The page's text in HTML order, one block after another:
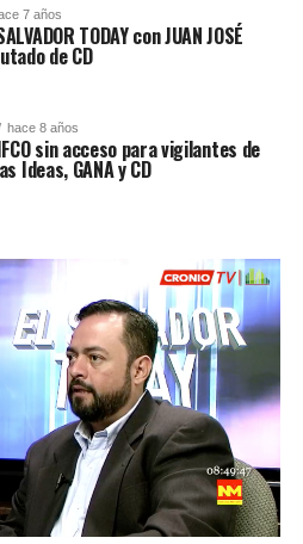
7 años
TODAY con JUAN JOSÉ
de CD
hace 8 años
sin acceso para vigilantes de
Ideas, GANA y CD